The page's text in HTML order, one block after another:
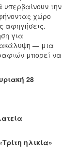
υπερβαίνουν την
χώρο
αφηγήσεις.
για
— μια
μπορεί να
28
ηλικία»